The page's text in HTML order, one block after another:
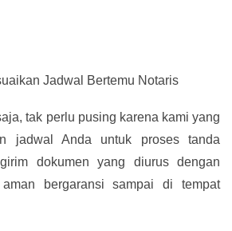
Jadwal Bertemu Notaris
tak perlu pusing karena kami yang
jadwal Anda untuk proses tanda
dokumen yang diurus dengan
bergaransi sampai di tempat